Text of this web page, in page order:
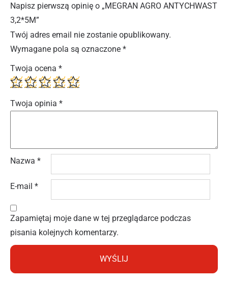
Napisz pierwszą opinię o „MEGRAN AGRO ANTYCHWAST
3,2*5M”
Twój adres email nie zostanie opublikowany.
Wymagane pola są oznaczone *
Twoja ocena *
Twoja opinia *
Nazwa *
E-mail *
Zapamiętaj moje dane w tej przeglądarce podczas
pisania kolejnych komentarzy.